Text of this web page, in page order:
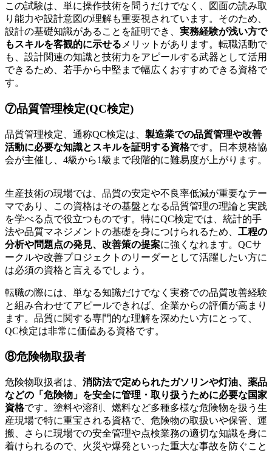
この試験は、単に操作技術を問うだけでなく、図面の読み取
り能力や設計意図の理解も重要視されています。そのため、
設計の基礎知識があることを証明でき、 実務経験が浅い方で
もスキルを客観的に示せる メリットがあります。転職活動で
も、設計関連の知識と技術力をアピールする武器として活用
できるため、若手から中堅まで幅広くおすすめできる資格で
す。
⑦品質管理検定(QC検定)
品質管理検定、通称QC検定は、 製造業での品質管理や改善
活動に必要な知識とスキルを証明する資格です。日本規格協
会が主催し、4級から1級まで段階的に難易度が上がります。
生産技術の現場では、品質の安定や不良率低減が重要なテー
マであり、この資格はその基盤となる品質管理の理論と実践
を学べる点で役立つものです。特にQC検定では、統計的手
法や品質マネジメントの基礎を身につけられるため、 工程の
分析や問題点の発見、改善策の提案に強くなれます。QCサ
ークルや改善プロジェクトのリーダーとして活躍したい方に
は必須の資格と言えるでしょう。
転職の際には、単なる知識だけでなく実務での品質改善経験
と組み合わせてアピールできれば、企業からの評価が高まり
ます。品質に関する専門的な理解を深めたい方にとって、
QC検定は非常に価値ある資格です。
⑧危険物取扱者
危険物取扱者は、 消防法で定められたガソリンや灯油、薬品
などの「危険物」を安全に管理・取り扱うために必要な国家
資格です。塗料や溶剤、燃料など多種多様な危険物を扱う生
産現場で特に重宝される資格で、危険物の取扱いや保管、運
搬、さらに現場での安全管理や点検業務の適切な知識を身に
着けられるので、火災や爆発といった重大な事故を防ぐこと